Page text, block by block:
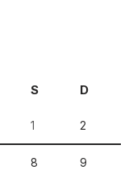
S D
1 2
8 9